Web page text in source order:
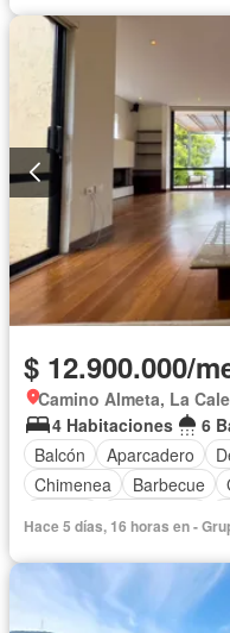
$ 12.900.000/
Camino Almeta, La
4 Habitaciones
6
Balcón
Aparcadero
Chimenea
Barbecue
Cancha de tenis
Patio
Hace 5 días, 16 horas en -